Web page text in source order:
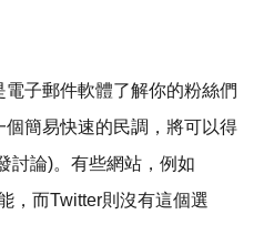
子郵件軟體了解你的粉絲們
簡易快速的民調，將可以得
討論)。有些網站，例如
，而Twitter則沒有這個選